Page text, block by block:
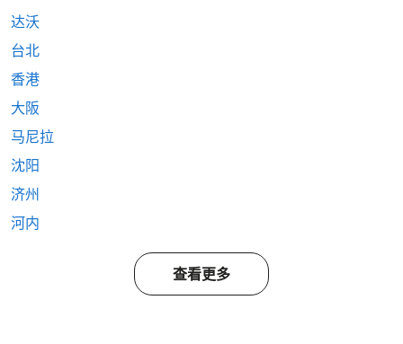
达沃
台北
香港
大阪
马尼拉
沈阳
济州
河内
查看更多